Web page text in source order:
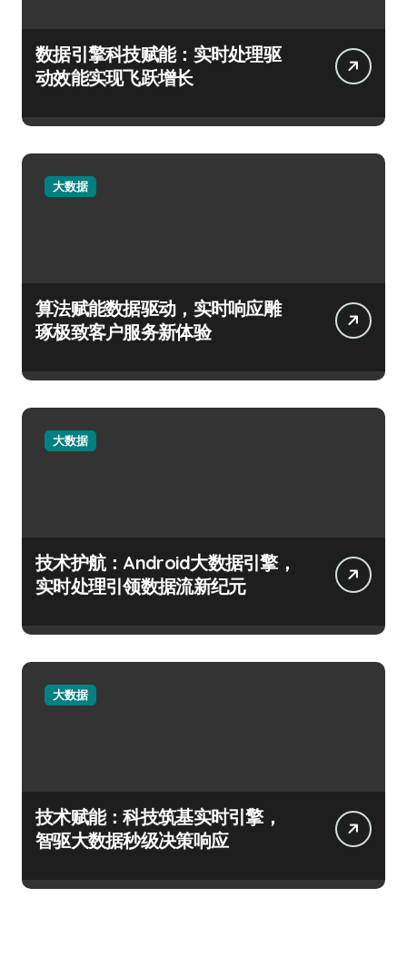
数据引擎科技赋能：实时处理驱
动效能实现飞跃增长
大数据
算法赋能数据驱动，实时响应雕
琢极致客户服务新体验
大数据
技术护航：Android大数据引擎，
实时处理引领数据流新纪元
大数据
技术赋能：科技筑基实时引擎，
智驱大数据秒级决策响应